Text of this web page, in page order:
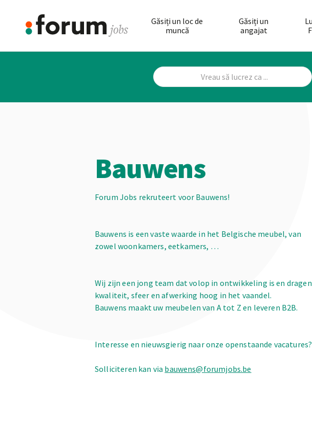
Găsiți un loc de
muncă
Găsiți un
angajat
Bauwens
Forum Jobs rekruteert voor Bauwens!
Bauwens is een vaste waarde in het Belgische meubel, van
zowel woonkamers, eetkamers, …
Wij zijn een jong team dat volop in ontwikkeling is en dragen
kwaliteit, sfeer en afwerking hoog in het vaandel.
Bauwens maakt uw meubelen van A tot Z en leveren B2B.
Interesse en nieuwsgierig naar onze openstaande vacatures?
Solliciteren kan via bauwens@forumjobs.be